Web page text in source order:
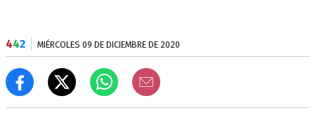
442 MIÉRCOLES 09 DE DICIEMBRE DE 2020